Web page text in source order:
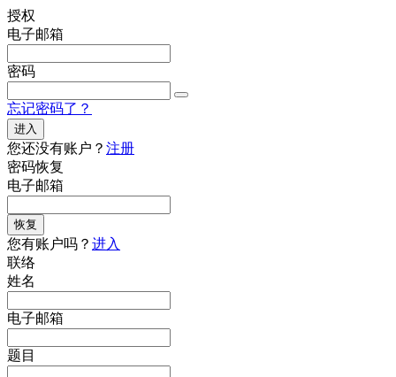
授权
电子邮箱
密码
忘记密码了？
进入
您还没有账户？ 注册
密码恢复
电子邮箱
恢复
您有账户吗？ 进入
联络
姓名
电子邮箱
题目